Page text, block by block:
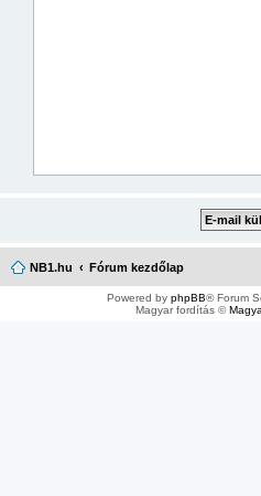
NB1.hu Fórum kezdőlap
Powered by phpBB® Forum
Magyar fordítás ©